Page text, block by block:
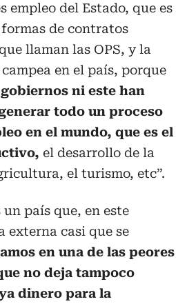
empleo del Estado, que es
de contratos
llaman las OPS, y la
en el país, porque
ni este han
todo un proceso
en el mundo, que es el
el desarrollo de la
el turismo, etc”.
un país que, en este
externa casi que se
en una de las peores
no deja tampoco
dinero para la